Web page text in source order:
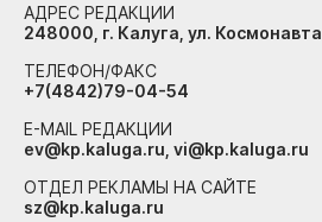
АДРЕС РЕДАКЦИИ
248000, г. Калуга, ул.
ТЕЛЕФОН/ФАКС
+7(4842)79-04-54
E-MAIL РЕДАКЦИИ
ev@kp.kaluga.ru, vi@kp.kaluga.ru
ОТДЕЛ РЕКЛАМЫ НА САЙТЕ
sz@kp.kaluga.ru